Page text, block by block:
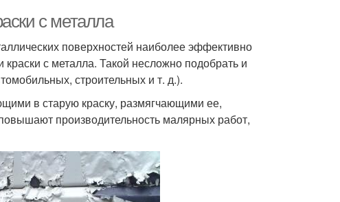
с металла
поверхностей наиболее эффективно
с металла. Такой несложно подобрать и
строительных и т. д.).
в старую краску, размягчающими ее,
производительность малярных работ,